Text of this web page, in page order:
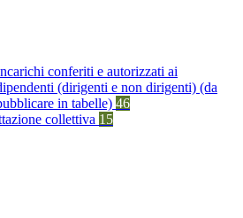
conferiti e autorizzati ai
(dirigenti e non dirigenti) (da
in tabelle) 46
collettiva 15